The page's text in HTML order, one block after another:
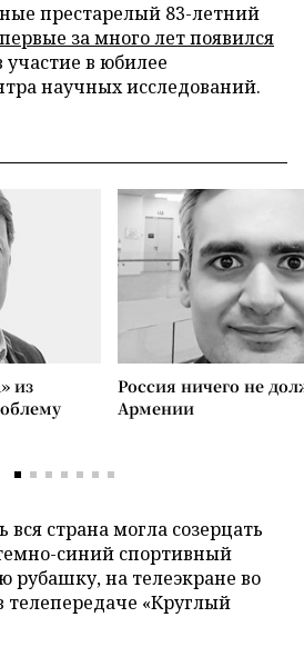
престарелый 83-летний
за много лет появился
участие в юбилее
научных исследований.
из
Россия ничего не
Армении
страна могла созерцать
синий спортивный
рубашку, на телеэкране во
телепередаче «Круглый